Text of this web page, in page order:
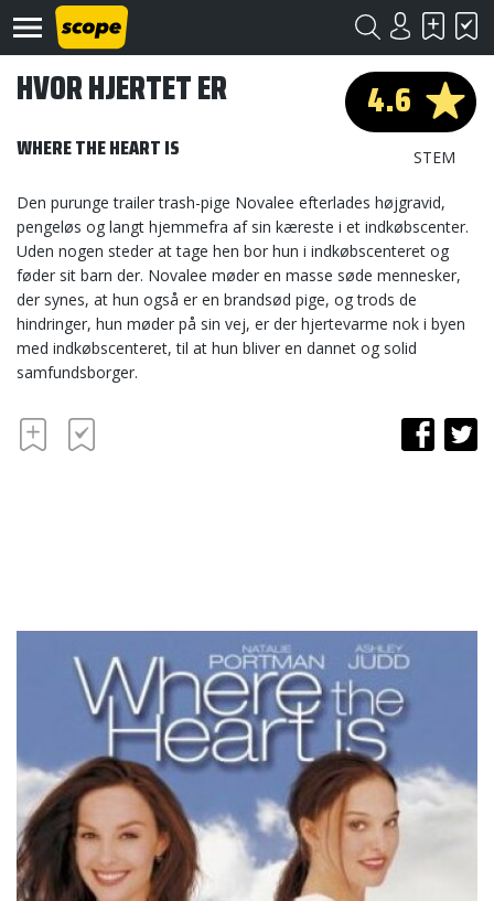
Om
Scope
Kontakt
4.6
STEM
HVOR HJERTET ER
WHERE THE HEART IS
Den purunge trailer trash-pige Novalee efterlades højgravid,
pengeløs og langt hjemmefra af sin kæreste i et indkøbscenter.
Uden nogen steder at tage hen bor hun i indkøbscenteret og
føder sit barn der. Novalee møder en masse søde mennesker,
der synes, at hun også er en brandsød pige, og trods de
hindringer, hun møder på sin vej, er der hjertevarme nok i byen
med indkøbscenteret, til at hun bliver en dannet og solid
samfundsborger.